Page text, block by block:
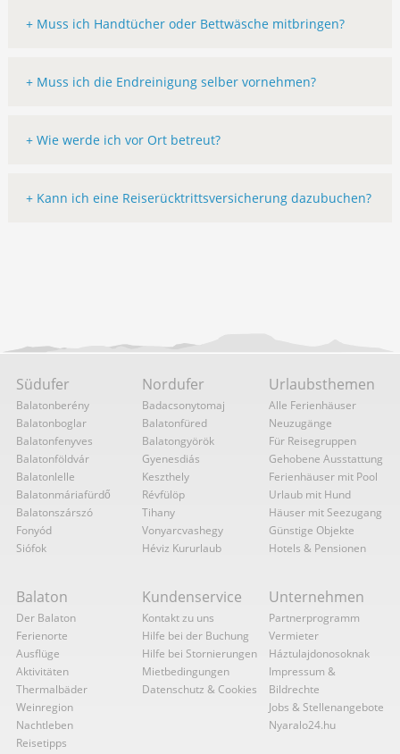
+ Muss ich Handtücher oder Bettwäsche mitbringen?
+ Muss ich die Endreinigung selber vornehmen?
+ Wie werde ich vor Ort betreut?
+ Kann ich eine Reiserücktrittsversicherung dazubuchen?
Südufer
Balatonberény
Balatonboglar
Balatonfenyves
Balatonföldvár
Balatonlelle
Balatonmáriafürdő
Balatonszárszó
Fonyód
Siófok
Nordufer
Badacsonytomaj
Balatonfüred
Balatongyörök
Gyenesdiás
Keszthely
Révfülöp
Tihany
Vonyarcvashegy
Héviz Kururlaub
Urlaubsthemen
Alle Ferienhäuser
Neuzugänge
Für Reisegruppen
Gehobene Ausstattung
Ferienhäuser mit Pool
Urlaub mit Hund
Häuser mit Seezugang
Günstige Objekte
Hotels & Pensionen
Balaton
Der Balaton
Ferienorte
Ausflüge
Aktivitäten
Thermalbäder
Weinregion
Nachtleben
Reisetipps
Kundenservice
Kontakt zu uns
Hilfe bei der Buchung
Hilfe bei Stornierungen
Mietbedingungen
Datenschutz & Cookies
Unternehmen
Partnerprogramm
Vermieter
Háztulajdonosoknak
Impressum &
Bildrechte
Jobs & Stellenangebote
Nyaralo24.hu